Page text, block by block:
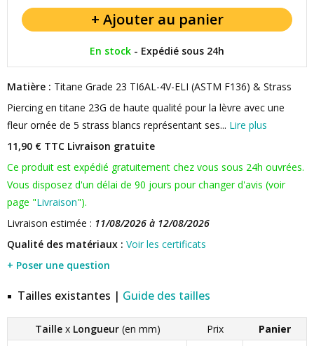
En stock - Expédié sous 24h
Matière : Titane Grade 23 TI6AL-4V-ELI (ASTM F136) & Strass
Piercing en titane 23G de haute qualité pour la lèvre avec une
fleur ornée de 5 strass blancs représentant ses... Lire plus
11,90 € TTC Livraison gratuite
Ce produit est expédié gratuitement chez vous sous 24h ouvrées.
Vous disposez d'un délai de 90 jours pour changer d'avis (voir
page "Livraison").
Livraison estimée : 11/08/2026 à 12/08/2026
Qualité des matériaux : Voir les certificats
+ Poser une question
Tailles existantes | Guide des tailles
Taille x Longueur (en mm) Prix Panier